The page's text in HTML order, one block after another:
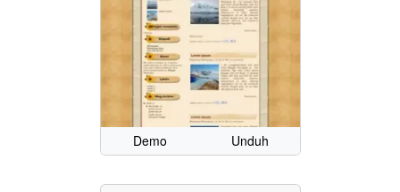
Demo Unduh